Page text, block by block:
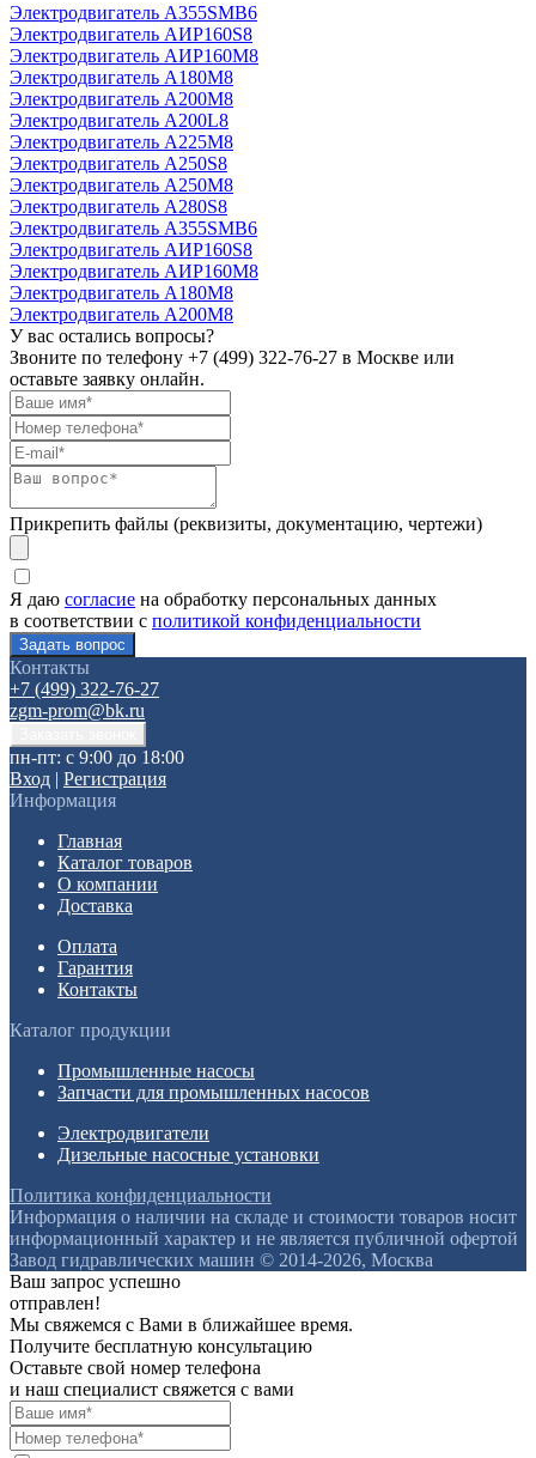
Электродвигатель А355SМВ6
Электродвигатель АИР160S8
Электродвигатель АИР160М8
Электродвигатель А180М8
Электродвигатель А200М8
Электродвигатель А200L8
Электродвигатель А225М8
Электродвигатель А250S8
Электродвигатель А250М8
Электродвигатель А280S8
Электродвигатель А355SМВ6
Электродвигатель АИР160S8
Электродвигатель АИР160М8
Электродвигатель А180М8
Электродвигатель А200М8
У вас остались вопросы?
Звоните по телефону +7 (499) 322-76-27 в Москве или
оставьте заявку онлайн.
Прикрепить файлы (реквизиты, документацию, чертежи)
Я даю согласие на обработку персональных данных
в соответствии с политикой конфиденциальности
Контакты
+7 (499) 322-76-27
zgm-prom@bk.ru
пн-пт: с 9:00 до 18:00
Вход | Регистрация
Информация
Главная
Каталог товаров
О компании
Доставка
Оплата
Гарантия
Контакты
Каталог продукции
Промышленные насосы
Запчасти для промышленных насосов
Электродвигатели
Дизельные насосные установки
Политика конфиденциальности
Информация о наличии на складе и стоимости товаров носит
информационный характер и не является публичной офертой
Завод гидравлических машин © 2014-2026, Москва
Ваш запрос успешно
отправлен!
Мы свяжемся с Вами в ближайшее время.
Получите бесплатную консультацию
Оставьте свой номер телефона
и наш специалист свяжется с вами